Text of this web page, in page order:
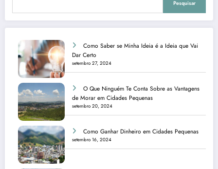
Pesquisar
Como Saber se Minha Ideia é a Ideia que Vai
Dar Certo
setembro 27, 2024
O Que Ninguém Te Conta Sobre as Vantagens
de Morar em Cidades Pequenas
setembro 20, 2024
Como Ganhar Dinheiro em Cidades Pequenas
setembro 16, 2024